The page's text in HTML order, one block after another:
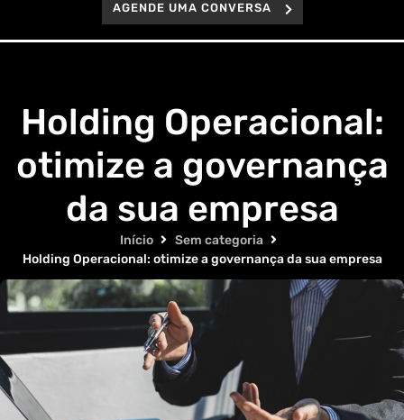
AGENDE UMA CONVERSA
Holding Operacional:
otimize a governança
da sua empresa
Início
Sem categoria
Holding Operacional: otimize a governança da sua empresa